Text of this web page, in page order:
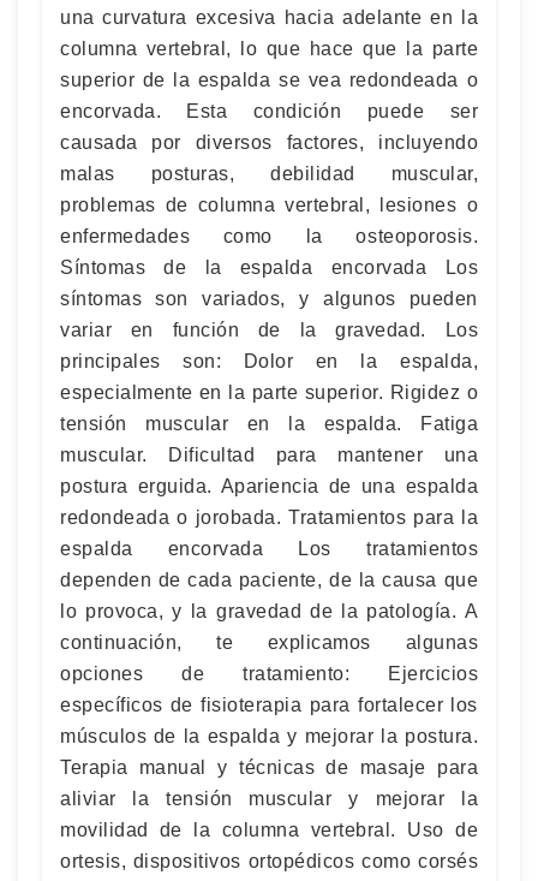
una curvatura excesiva hacia adelante en la
columna vertebral, lo que hace que la parte
superior de la espalda se vea redondeada o
encorvada. Esta condición puede ser
causada por diversos factores, incluyendo
malas posturas, debilidad muscular,
problemas de columna vertebral, lesiones o
enfermedades como la osteoporosis.
Síntomas de la espalda encorvada Los
síntomas son variados, y algunos pueden
variar en función de la gravedad. Los
principales son: Dolor en la espalda,
especialmente en la parte superior. Rigidez o
tensión muscular en la espalda. Fatiga
muscular. Dificultad para mantener una
postura erguida. Apariencia de una espalda
redondeada o jorobada. Tratamientos para la
espalda encorvada Los tratamientos
dependen de cada paciente, de la causa que
lo provoca, y la gravedad de la patología. A
continuación, te explicamos algunas
opciones de tratamiento: Ejercicios
específicos de fisioterapia para fortalecer los
músculos de la espalda y mejorar la postura.
Terapia manual y técnicas de masaje para
aliviar la tensión muscular y mejorar la
movilidad de la columna vertebral. Uso de
ortesis, dispositivos ortopédicos como corsés